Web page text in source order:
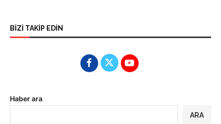
BİZİ TAKİP EDİN
Haber ara
ARA